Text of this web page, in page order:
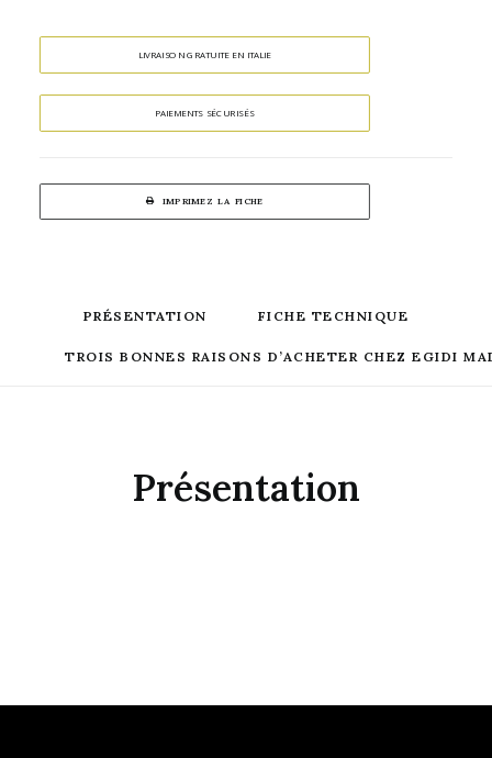
LIVRAISON GRATUITE EN ITALIE
PAIEMENTS SÉCURISÉS
IMPRIMEZ LA FICHE
PRÉSENTATION FICHE TECHNIQUE
TROIS BONNES RAISONS D’ACHETER CHEZ EGIDI
Présentation